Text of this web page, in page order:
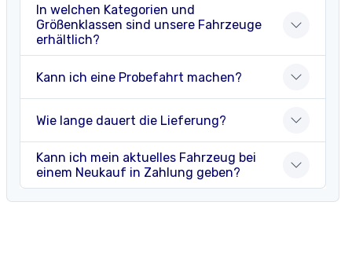
In welchen Kategorien und
Größenklassen sind unsere Fahrzeuge
erhältlich?
Kann ich eine Probefahrt machen?
Wie lange dauert die Lieferung?
Kann ich mein aktuelles Fahrzeug bei
einem Neukauf in Zahlung geben?